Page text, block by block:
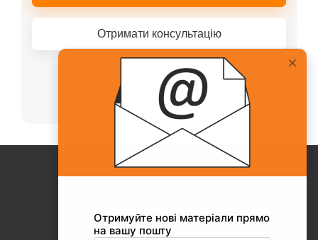
Отримати консультацію
Або телефонуйте нашому менеджеру
+38(067)217-0440
Про Collaborator